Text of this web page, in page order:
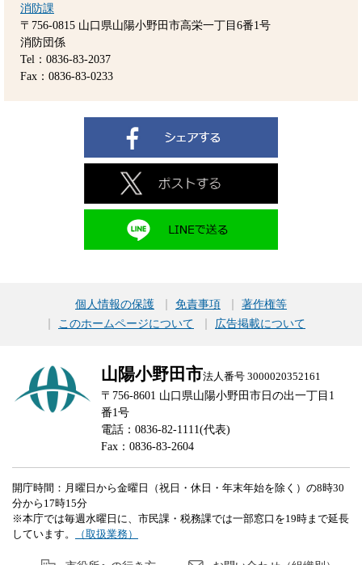
消防課
〒756-0815 山口県山陽小野田市高栄一丁目6番1号
消防団係
Tel：0836-83-2037
Fax：0836-83-0233
個人情報の保護 免責事項
著作権等
このホームページについて
広告掲載について
山陽小野田市法人番号 3000020352161
〒756-8601 山口県山陽小野田市日の出一丁目1
番1号
電話：0836-82-1111(代表)
Fax：0836-83-2604
開庁時間：月曜日から金曜日（祝日・休日・年末年始を除く）の8時30
分から17時15分
※本庁では毎週水曜日に、市民課・税務課では一部窓口を19時まで延長
しています。
（取扱業務）